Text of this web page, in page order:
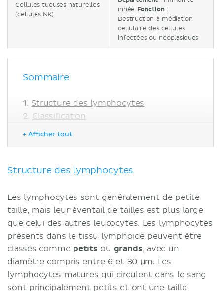
Cellules tueuses naturelles
(cellules NK)
innée Fonction:
Destruction à médiation
cellulaire des cellules
infectées ou néoplasiques
Sommaire
Structure des lymphocytes
Classification
(cellules NK)
Lymphome
Sources
+ Afficher tout
Structure des lymphocytes
Les lymphocytes sont généralement de petite
taille, mais leur éventail de tailles est plus large
que celui des autres leucocytes. Les lymphocytes
présents dans le tissu lymphoïde peuvent être
classés comme petits ou grands, avec un
diamètre compris entre 6 et 30 µm. Les
lymphocytes matures qui circulent dans le sang
sont principalement petits et ont une taille